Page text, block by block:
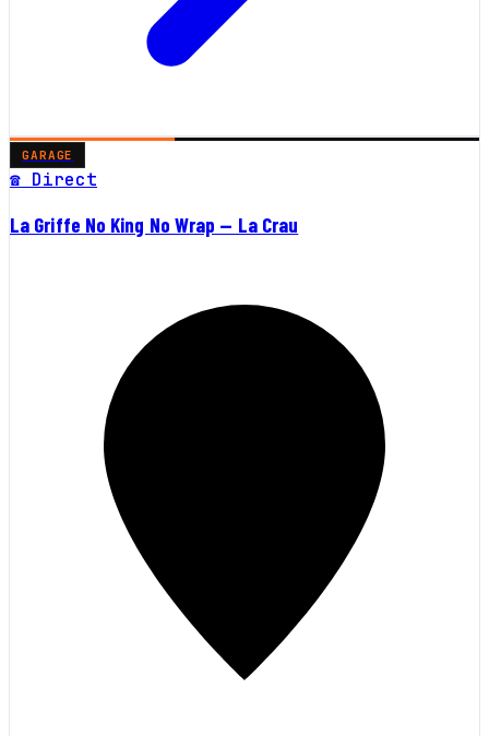
GARAGE
☎ Direct
La Griffe No King No Wrap — La Crau